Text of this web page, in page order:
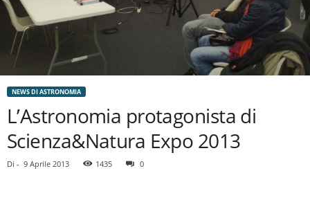
NEWS DI ASTRONOMIA
L’Astronomia protagonista di
Scienza&Natura Expo 2013
Di - 9 Aprile 2013 1435 0